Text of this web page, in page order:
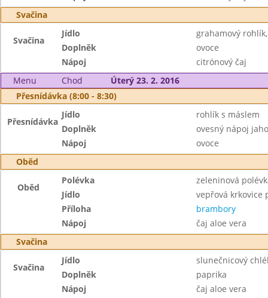
Svačina
Svačina
Jídlo
grahamový
Doplněk
ovoce
Nápoj
citrónový čaj
Menu
Chod
Úterý 23. 2. 2016
Přesnídávka (8:00 - 8:30)
Přesnídávka
Jídlo
rohlík s máslem
Doplněk
ovesný nápoj
Nápoj
ovoce
Oběd
Oběd
Polévka
zeleninová
Jídlo
vepřová krkovice
Příloha
brambory
Nápoj
čaj aloe vera
Svačina
Svačina
Jídlo
slunečnicový
Doplněk
paprika
Nápoj
čaj aloe vera